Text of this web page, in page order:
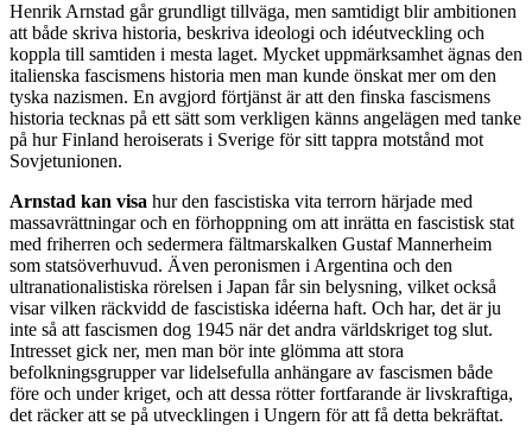
Henrik Arnstad går grundligt tillväga, men samtidigt blir ambitionen
att både skriva historia, beskriva ideologi och idéutveckling och
koppla till samtiden i mesta laget. Mycket uppmärksamhet ägnas den
italienska fascismens historia men man kunde önskat mer om den
tyska nazismen. En avgjord förtjänst är att den finska fascismens
historia tecknas på ett sätt som verkligen känns angelägen med tanke
på hur Finland heroiserats i Sverige för sitt tappra motstånd mot
Sovjetunionen.
Arnstad kan visa hur den fascistiska vita terrorn härjade med
massavrättningar och en förhoppning om att inrätta en fascistisk stat
med friherren och sedermera fältmarskalken Gustaf Mannerheim
som statsöverhuvud. Även peronismen i Argentina och den
ultranationalistiska rörelsen i Japan får sin belysning, vilket också
visar vilken räckvidd de fascistiska idéerna haft. Och har, det är ju
inte så att fascismen dog 1945 när det andra världskriget tog slut.
Intresset gick ner, men man bör inte glömma att stora
befolkningsgrupper var lidelsefulla anhängare av fascismen både
före och under kriget, och att dessa rötter fortfarande är livskraftiga,
det räcker att se på utvecklingen i Ungern för att få detta bekräftat.